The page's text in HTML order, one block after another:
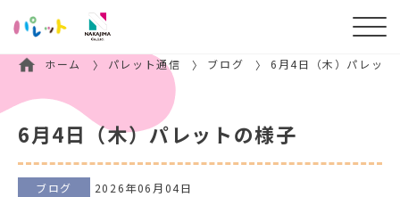
ホーム パレット通信 ブログ 6月4日（木）パレット
6月4日（木）パレットの様子
ブログ 2026年06月04日